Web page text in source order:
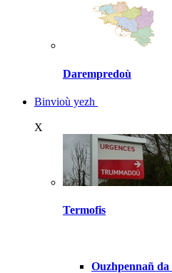
Darempredoù
Binvioù yezh
X
Termofis
Ouzhpennañ